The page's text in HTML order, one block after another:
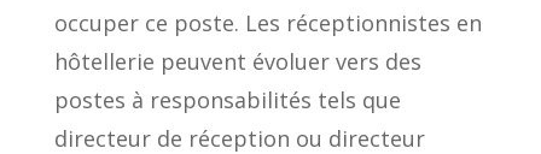
occuper ce poste. Les réceptionnistes en
hôtellerie peuvent évoluer vers des
postes à responsabilités tels que
directeur de réception ou directeur